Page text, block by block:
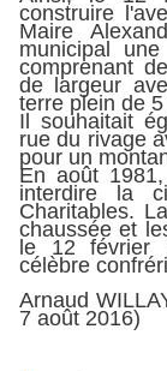
construire
Maire
municipal
comprenant
de largeur
terre plein de
Il souhaitait
rue du rivage
pour un
En août
interdire la
Charitables.
chaussée et
le 12 février
célèbre
Arnaud
7 août 2016)